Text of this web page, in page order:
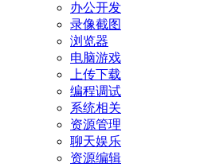
办公开发
录像截图
浏览器
电脑游戏
上传下载
编程调试
系统相关
资源管理
聊天娱乐
资源编辑